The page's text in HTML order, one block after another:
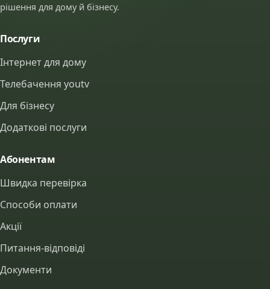
рішення для дому й бізнесу.
Послуги
Інтернет для дому
Телебачення youtv
Для бізнесу
Додаткові послуги
Абонентам
Швидка перевірка
Способи оплати
Акції
Питання-відповіді
Документи